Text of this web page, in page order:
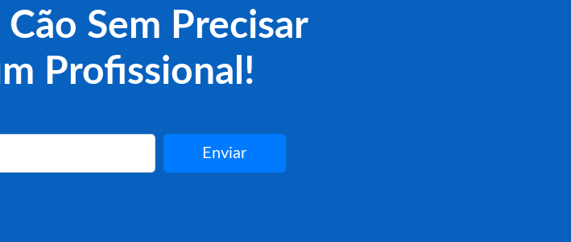
Sem Precisar
Profissional!
Enviar